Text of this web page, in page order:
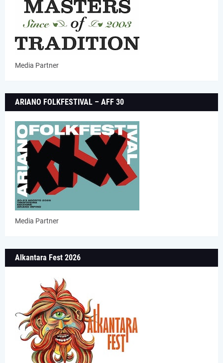
Media Partner
ARIANO FOLKFESTIVAL – AFF 30
Media Partner
Alkantara Fest 2026